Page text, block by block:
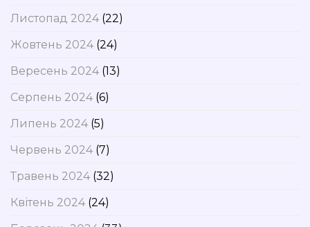
Листопад 2024(22)
Жовтень 2024(24)
Вересень 2024(13)
Серпень 2024(6)
Липень 2024(5)
Червень 2024(7)
Травень 2024(32)
Квітень 2024(24)